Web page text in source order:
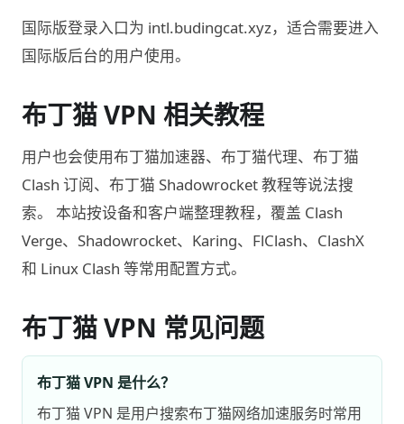
国际版登录入口为 intl.budingcat.xyz，适合需要进入
国际版后台的用户使用。
布丁猫 VPN 相关教程
用户也会使用布丁猫加速器、布丁猫代理、布丁猫
Clash 订阅、布丁猫 Shadowrocket 教程等说法搜
索。 本站按设备和客户端整理教程，覆盖 Clash
Verge、Shadowrocket、Karing、FlClash、ClashX
和 Linux Clash 等常用配置方式。
布丁猫 VPN 常见问题
布丁猫 VPN 是什么？
布丁猫 VPN 是用户搜索布丁猫网络加速服务时常用